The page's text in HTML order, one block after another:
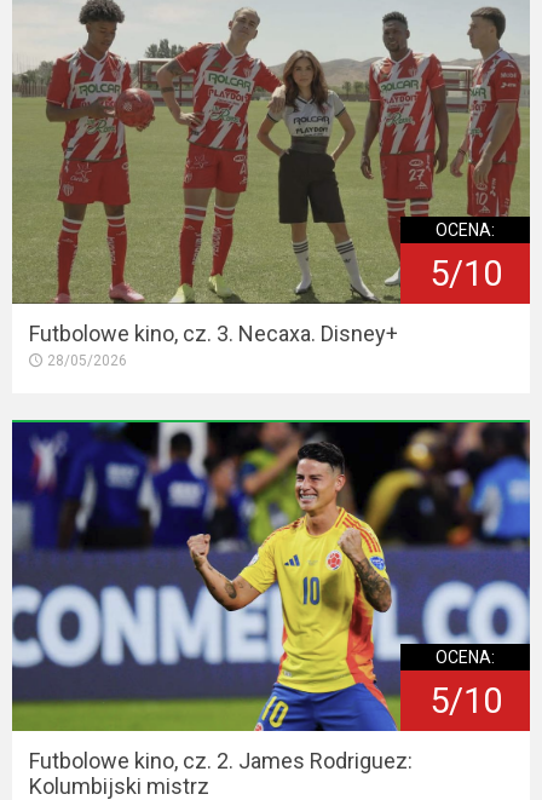
OCENA:
5/10
Futbolowe kino, cz. 3. Necaxa. Disney+
28/05/2026
OCENA:
5/10
Futbolowe kino, cz. 2. James Rodriguez:
Kolumbijski mistrz